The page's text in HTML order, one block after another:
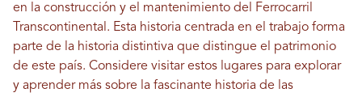
en la construcción y el mantenimiento del Ferrocarril
Transcontinental. Esta historia centrada en el trabajo forma
parte de la historia distintiva que distingue el patrimonio
de este país. Considere visitar estos lugares para explorar
y aprender más sobre la fascinante historia de las